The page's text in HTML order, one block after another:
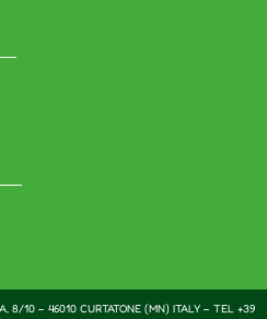
8/10 – 46010 CURTATONE (MN) ITALY – TEL +39